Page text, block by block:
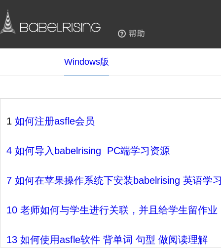
Windows版
1 如何注册asfle会员
4 如何导入babelrising PC端学习资源
7 如何在苹果操作系统下安装babelrising 英语学
10 老师如何与学生进行关联，并且给学生留作业
13 如何使用asfle软件 背单词 句型 做阅读理解